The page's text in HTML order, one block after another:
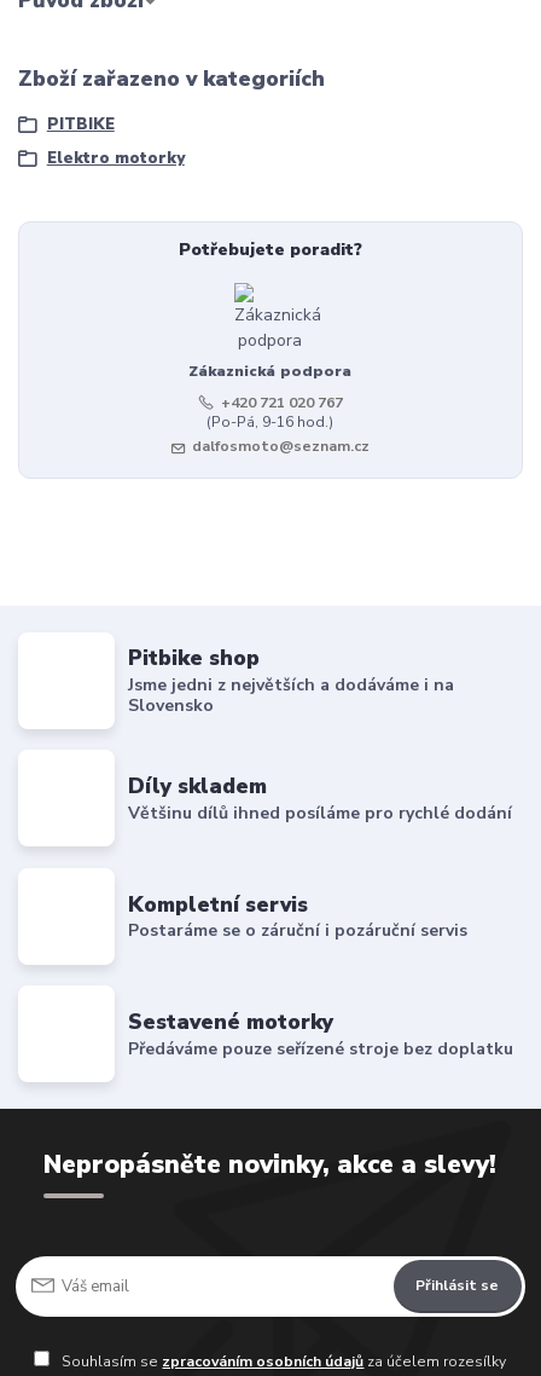
Zboží zařazeno v kategoriích
PITBIKE
Elektro motorky
Potřebujete poradit?
Zákaznická podpora
+420 721 020 767
(Po-Pá, 9-16 hod.)
dalfosmoto@seznam.cz
Pitbike shop
Jsme jedni z největších a dodáváme i na
Slovensko
Díly skladem
Většinu dílů ihned posíláme pro rychlé dodání
Kompletní servis
Postaráme se o záruční i pozáruční servis
Sestavené motorky
Předáváme pouze seřízené stroje bez doplatku
Nepropásněte novinky, akce a slevy!
Přihlásit se
Souhlasím se zpracováním osobních údajů za účelem rozesílky